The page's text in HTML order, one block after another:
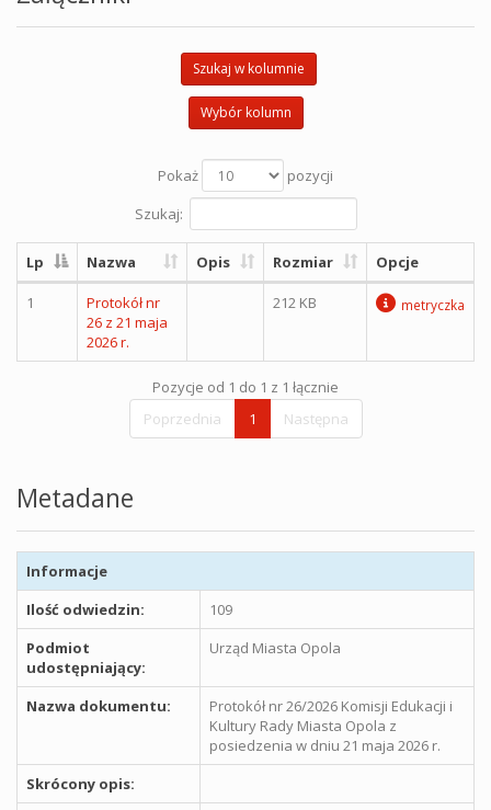
Szukaj w kolumnie
Wybór kolumn
Pokaż
pozycji
Szukaj:
Lp Nazwa Opis Rozmiar Opcje
1
Protokół nr
26 z 21 maja
2026 r.
212 KB metryczka
Pozycje od 1 do 1 z 1 łącznie
Poprzednia
1 Następna
Metadane
Informacje
Ilość odwiedzin:
109
Podmiot
udostępniający:
Urząd Miasta Opola
Nazwa dokumentu:
Protokół nr 26/2026 Komisji Edukacji i
Kultury Rady Miasta Opola z
posiedzenia w dniu 21 maja 2026 r.
Skrócony opis: